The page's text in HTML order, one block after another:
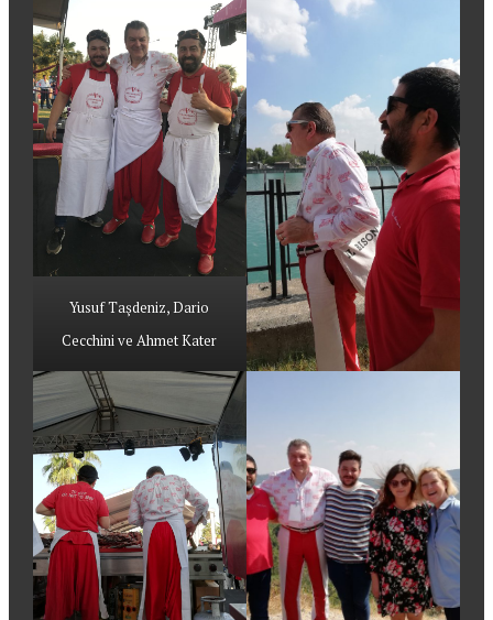
Yusuf Taşdeniz, Dario
Cecchini ve Ahmet Kater